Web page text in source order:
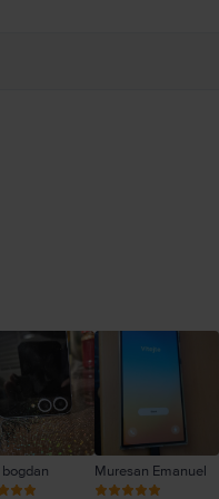
Muresan Emanuel